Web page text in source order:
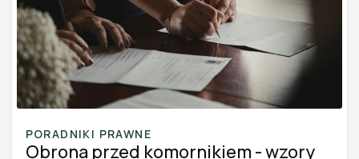
PORADNIKI PRAWNE
Obrona przed komornikiem - wzory